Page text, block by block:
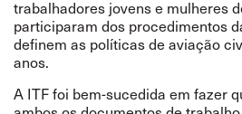
trabalhadores jovens e mulheres
participaram dos procedimentos
definem as políticas de aviação
anos.
A ITF foi bem-sucedida em fazer